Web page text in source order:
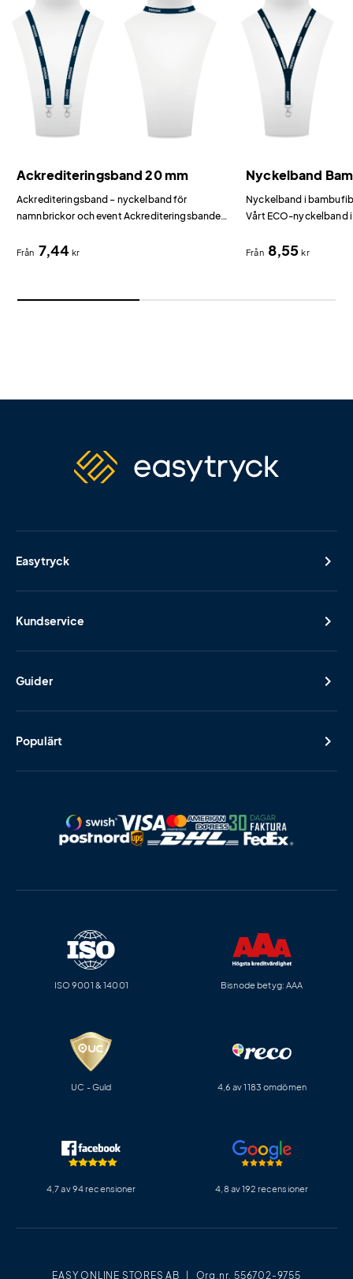
Ackrediteringsband 20 mm
Ackrediteringsband – nyckelband för
namnbrickor och event Ackrediteringsbandet
namnbrickan hänger plant och proffsigt.
Från 7,44kr
Nyckelband
Nyckelband i
Vårt ECO-nyckelband
Från 8,55kr
Easytryck
Kundservice
Guider
Populärt
EASY ONLINE STORES AB | Org.nr. 556702-9755
ISO 9001 & 14001 Bisnode betyg: AAA
UC - Guld 4,6 av 1183 omdömen
4,7 av 94 recensioner 4,8 av 192 recensioner